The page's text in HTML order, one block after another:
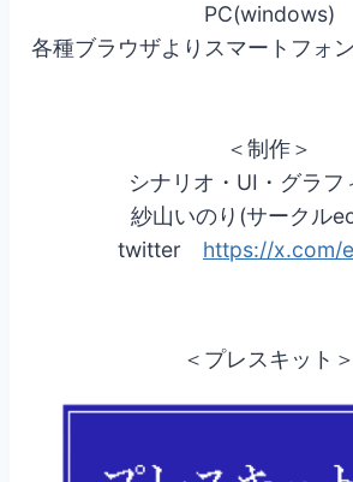
PC(windows)
各種ブラウザよりスマートフォ
＜制作＞
シナリオ・UI・グラフ
紗山いのり(サークル
twitter https://x.com/
＜プレスキット＞